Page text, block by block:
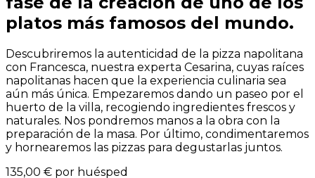
platos más famosos del mundo.
Descubriremos la autenticidad de la pizza napolitana
con Francesca, nuestra experta Cesarina, cuyas raíces
napolitanas hacen que la experiencia culinaria sea
aún más única. Empezaremos dando un paseo por el
huerto de la villa, recogiendo ingredientes frescos y
naturales. Nos pondremos manos a la obra con la
preparación de la masa. Por último, condimentaremos
y hornearemos las pizzas para degustarlas juntos.
135,00 € por huésped